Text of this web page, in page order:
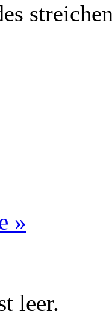
»
leer.